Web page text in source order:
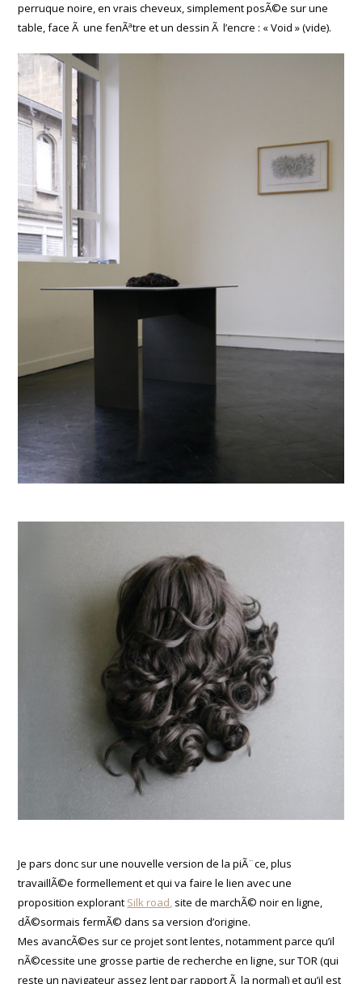
perruque noire, en vrais cheveux, simplement posÃ©e sur une
table, face Ã une fenÃªtre et un dessin Ã l’encre : « Void » (vide).
Je pars donc sur une nouvelle version de la piÃ¨ce, plus
travaillÃ©e formellement et qui va faire le lien avec une
proposition explorant Silk road, site de marchÃ© noir en ligne,
dÃ©sormais fermÃ© dans sa version d’origine.
Mes avancÃ©es sur ce projet sont lentes, notamment parce qu’il
nÃ©cessite une grosse partie de recherche en ligne, sur TOR (qui
reste un navigateur assez lent par rapport Ã la normal) et qu’il est